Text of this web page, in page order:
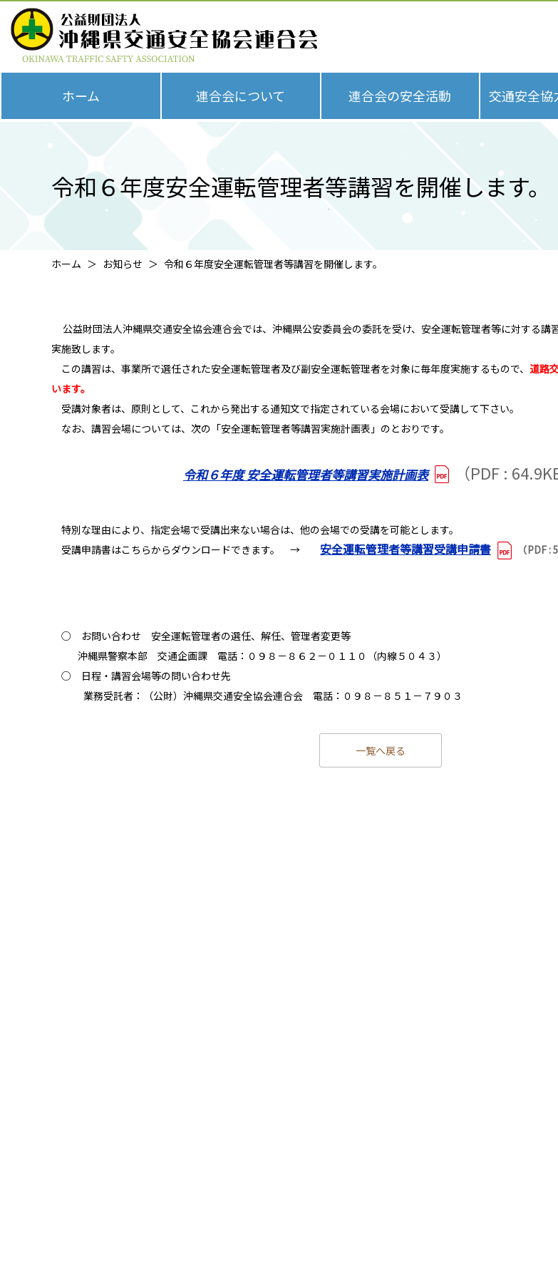
ホーム 連合会について 連合会の安全活動 交通安全協
令和６年度安全運転管理者等講習を開催します。
ホーム お知らせ 令和６年度安全運転管理者等講習を開催します。
公益財団法人沖縄県交通安全協会連合会では、沖縄県公安委員会の委託を受け、安全運転管理者等に対する講
実施致します。
この講習は、事業所で選任された安全運転管理者及び副安全運転管理者を対象に毎年度実施するもので、 道路
います。
受講対象者は、原則として、これから発出する通知文で指定されている会場において受講して下さい。
なお、講習会場については、次の「安全運転管理者等講習実施計画表」のとおりです。
令和６年度 安全運転管理者等講習実施計画表 （PDF :
特別な理由により、指定会場で受講出来ない場合は、他の会場での受講を可能とします。
受講申請書はこちらからダウンロードできます。 → 安全運転管理者等講習受講申請書 （PDF :
○ お問い合わせ 安全運転管理者の選任、解任、管理者変更等
沖縄県警察本部 交通企画課 電話：０９８－８６２－０１１０（内線５０４３）
○ 日程・講習会場等の問い合わせ先
業務受託者：（公財）沖縄県交通安全協会連合会 電話：０９８－８５１－７９０３
一覧へ戻る